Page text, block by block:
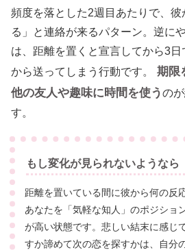
頻度を落とした2週目あたりで、彼
る」と連絡が来るパターン。逆に
は、距離を置くと宣言してから3
から送ってしまう行動です。
期限
他の友人や趣味に時間を使うの
す。
もし変化が見られないようなら
距離を置いている間に彼から何の反
あなたを「気軽な知人」のポジショ
が高い状態です。悲しい結末に感じ
すか諦めて次の恋を探すかは、自分